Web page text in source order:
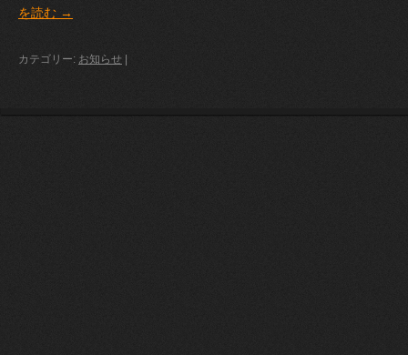
を読む →
カテゴリー: お知らせ